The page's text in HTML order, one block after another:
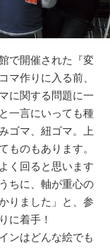
で開催された『変
マ作りに入る前、
に関する問題に一
一言にいっても種
ゴマ、紐ゴマ。上
ものもあります。
く回ると思います
ちに、軸が重心の
りました」と、参
に着手！
ンはどんな絵でも